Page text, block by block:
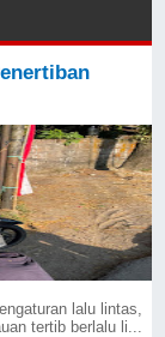
lalu lintas,
tertib berlalu li...